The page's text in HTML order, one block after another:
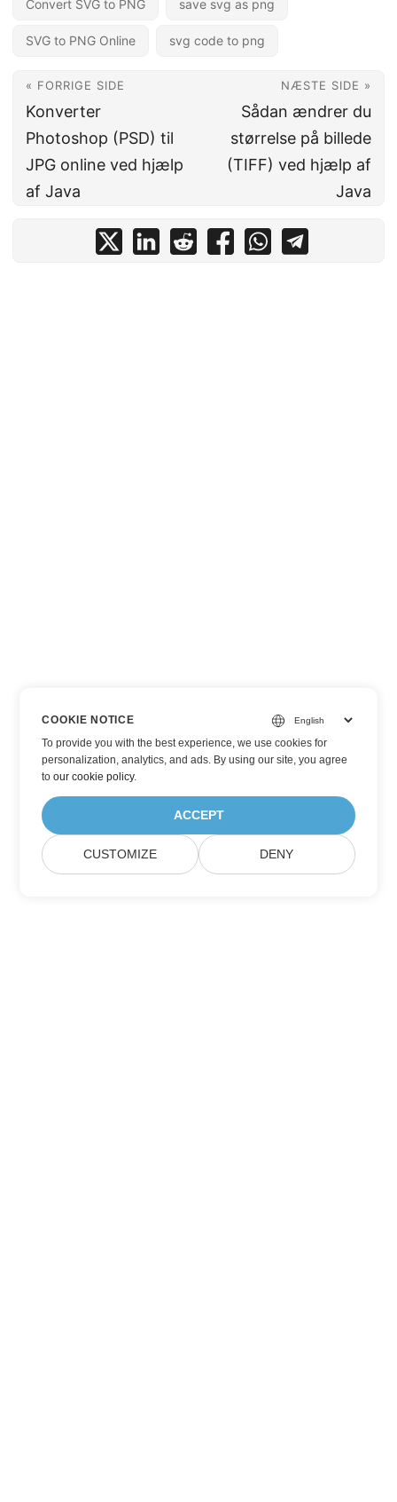
Convert SVG to PNG save svg as png
SVG to PNG Online svg code to png
« FORRIGE SIDE
Konverter
Photoshop (PSD) til
JPG online ved hjælp
af Java
NÆSTE SIDE »
Sådan ændrer du
størrelse på billede
(TIFF) ved hjælp af
Java
COOKIE NOTICE
To provide you with the best experience, we use cookies for
personalization, analytics, and ads. By using our site, you agree
toour cookie policy.
ACCEPT
CUSTOMIZE DENY